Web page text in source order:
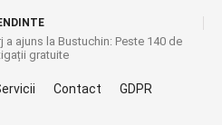
a ajuns la Bustuchin: Peste 140 de
gratuite
Contact GDPR